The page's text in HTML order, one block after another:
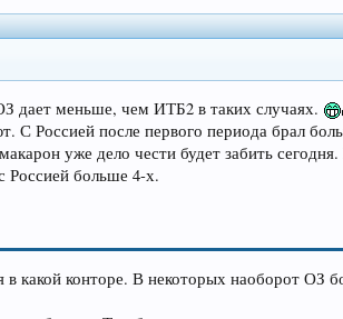
дает меньше, чем ИТБ2 в таких случаях.
С Россией после первого периода брал
уже дело чести будет забить
Россией больше 4-х.
какой конторе. В некоторых наоборот ОЗ